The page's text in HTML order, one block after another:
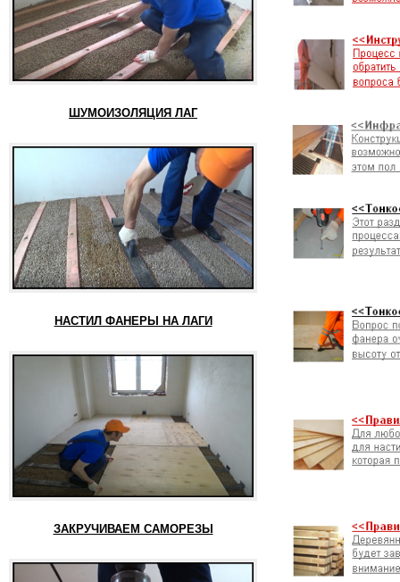
ШУМОИЗОЛЯЦИЯ ЛАГ
НАСТИЛ ФАНЕРЫ НА ЛАГИ
ЗАКРУЧИВАЕМ САМОРЕЗЫ